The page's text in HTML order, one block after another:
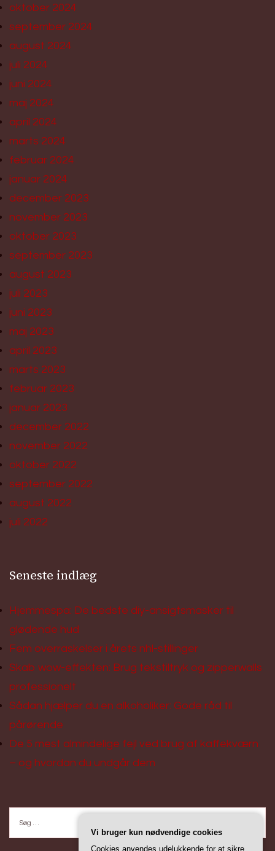
oktober 2024
september 2024
august 2024
juli 2024
juni 2024
maj 2024
april 2024
marts 2024
februar 2024
januar 2024
december 2023
november 2023
oktober 2023
september 2023
august 2023
juli 2023
juni 2023
maj 2023
april 2023
marts 2023
februar 2023
januar 2023
december 2022
november 2022
oktober 2022
september 2022
august 2022
juli 2022
Seneste indlæg
Hjemmespa: De bedste diy-ansigtsmasker til
glødende hud
Fem overraskelser i årets nhl-stillinger
Skab wow-effekten: Brug tekstiltryk og zipperwalls
professionelt
Sådan hjælper du en alkoholiker: Gode råd til
pårørende
De 5 mest almindelige fejl ved brug af kaffekværn
– og hvordan du undgår dem
efter:
Vi bruger kun nødvendige cookies
Cookies anvendes udelukkende for at sikre,